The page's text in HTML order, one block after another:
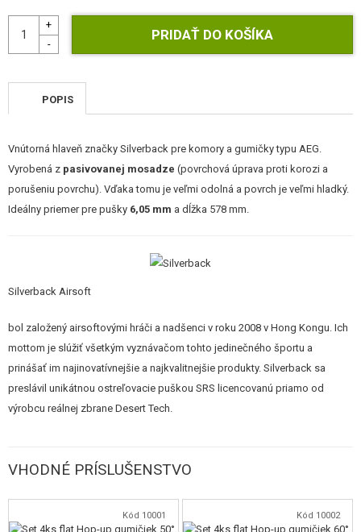
DOPLNKY K ZBRANIAM, POPRUHY
NÁHRADNÉ DIELY ZBRANÍ, UPGRADE
OUTDOOR A BUSHCRAFT
POŠKODENÝ, POUŽITÝ TOVAR
NOVÝ TOVAR
KONTAKT
POPIS
Vnútorná hlaveň značky Silverback pre komory a gumičky typu AEG.
Vyrobená z pasivovanej mosadze (povrchová úprava proti korozi a
porušeniu povrchu). Vďaka tomu je veľmi odolná a povrch je veľmi hladký.
Ideálny priemer pre pušky 6,05 mm a dĺžka 578 mm.
Silverback Airsoft
bol založený airsoftovými hráči a nadšenci v roku 2008 v Hong Kongu. Ich
mottom je slúžiť všetkým vyznávačom tohto jedinečného športu a
prinášať im najinovatívnejšie a najkvalitnejšie produkty. Silverback sa
preslávil unikátnou ostreľovacie puškou SRS licencovanú priamo od
výrobcu reálnej zbrane Desert Tech.
VHODNÉ PRÍSLUŠENSTVO
Kód 10001 Kód 10002